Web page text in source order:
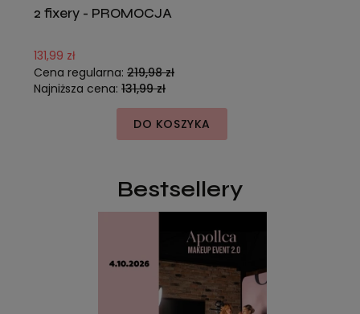
2 fixery - PROMOCJA
131,99 zł
Cena regularna: 219,98 zł
Najniższa cena: 131,99 zł
DO KOSZYKA
Bestsellery